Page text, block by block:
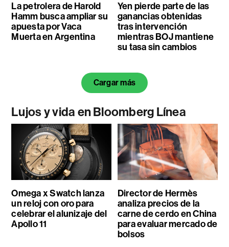
La petrolera de Harold
Hamm busca ampliar su
apuesta por Vaca
Muerta en Argentina
Yen pierde parte de las
ganancias obtenidas
tras intervención
mientras BOJ mantiene
su tasa sin cambios
Cargar más
Lujos y vida en Bloomberg Línea
Omega x Swatch lanza
un reloj con oro para
celebrar el alunizaje del
Apollo 11
Director de Hermès
analiza precios de la
carne de cerdo en China
para evaluar mercado de
bolsos